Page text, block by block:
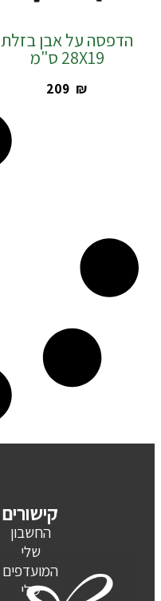
הדפסה על אבן בזלת
28X19 ס"מ
‎209 ₪
קישורים
החשבון
שלי
המועדפים
שלי